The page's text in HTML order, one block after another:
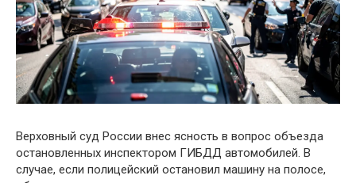
Верховный суд России внес ясность в вопрос объезда
остановленных инспектором ГИБДД автомобилей. В
случае, если полицейский остановил машину на полосе,